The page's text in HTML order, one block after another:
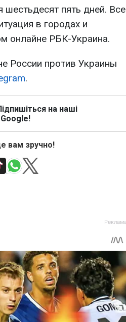
шестьдесят пять дней. Все
в городах и
онлайне РБК-Украина.
России против Украины
.
на наші
вам зручно!